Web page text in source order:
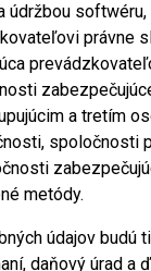
údržbou
právne
a tretím
spoločnosti
metódy.
údajov budú
daňový úrad a